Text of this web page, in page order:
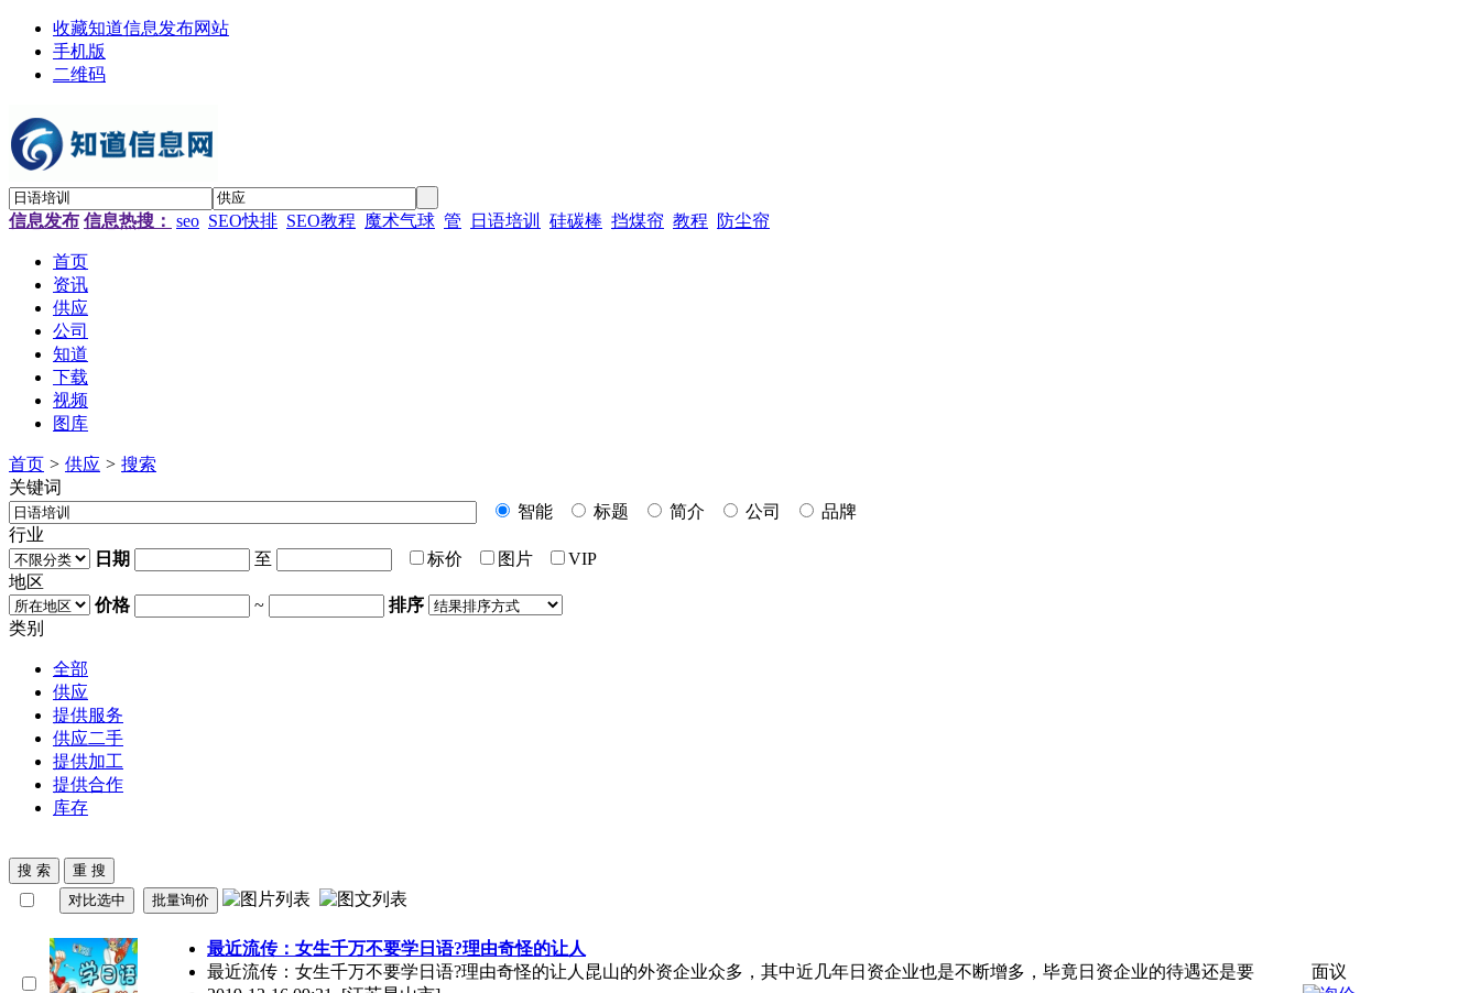
收藏知道信息发布网站
手机版
二维码
信息发布 信息热搜： seo SEO快排 SEO教程 魔术气球 管 日语培训 硅碳棒 挡煤帘 教程 防尘帘
首页
资讯
供应
公司
知道
下载
视频
图库
首页 > 供应 > 搜索
关键词
智能
标题 简介 公司
品牌
行业
日期
至 标价 图片
VIP
地区
价格
~
排序
类别
全部
供应
提供服务
供应二手
提供加工
提供合作
库存
最近流传：女生千万不要学日语?理由奇怪的让人
最近流传：女生千万不要学日语?理由奇怪的让人昆山的外资企业众多，其中近几年日资企业也是不断增多，毕竟日资企业的待遇还是要
面议